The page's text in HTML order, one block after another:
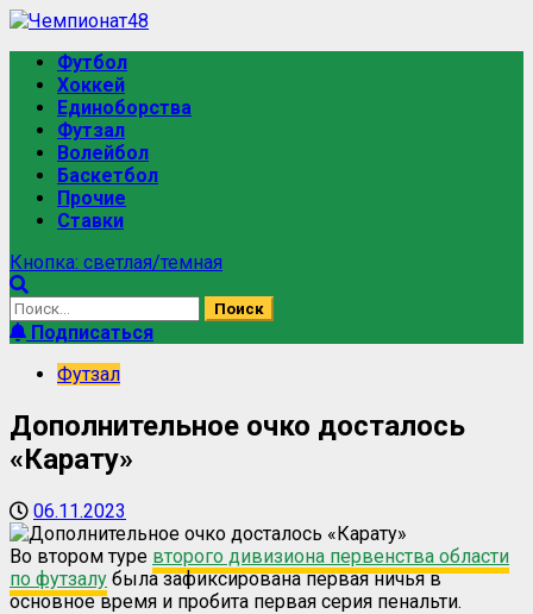
Футбол
Хоккей
Единоборства
Футзал
Волейбол
Баскетбол
Прочие
Ставки
Кнопка: светлая/темная
Подписаться
Футзал
Дополнительное очко досталось
«Карату»
06.11.2023
Во втором туре второго дивизиона первенства области
по футзалу была зафиксирована первая ничья в
основное время и пробита первая серия пенальти.